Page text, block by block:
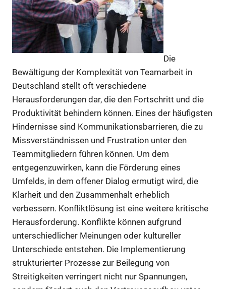
Die
Bewältigung der Komplexität von Teamarbeit in
Deutschland stellt oft verschiedene
Herausforderungen dar, die den Fortschritt und die
Produktivität behindern können. Eines der häufigsten
Hindernisse sind Kommunikationsbarrieren, die zu
Missverständnissen und Frustration unter den
Teammitgliedern führen können. Um dem
entgegenzuwirken, kann die Förderung eines
Umfelds, in dem offener Dialog ermutigt wird, die
Klarheit und den Zusammenhalt erheblich
verbessern. Konfliktlösung ist eine weitere kritische
Herausforderung. Konflikte können aufgrund
unterschiedlicher Meinungen oder kultureller
Unterschiede entstehen. Die Implementierung
strukturierter Prozesse zur Beilegung von
Streitigkeiten verringert nicht nur Spannungen,